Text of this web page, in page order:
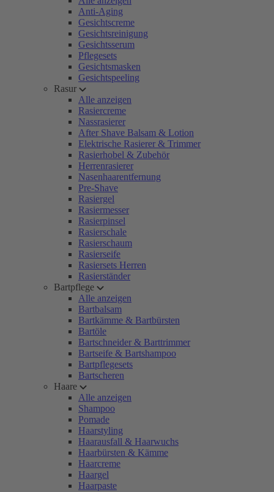
Anti-Aging
Gesichtscreme
Gesichtsreinigung
Gesichtsserum
Pflegesets
Gesichtsmasken
Gesichtspeeling
Rasur
Alle anzeigen
Rasiercreme
Nassrasierer
After Shave Balsam & Lotion
Elektrische Rasierer & Trimmer
Rasierhobel & Zubehör
Herrenrasierer
Nasenhaarentfernung
Pre-Shave
Rasiergel
Rasiermesser
Rasierpinsel
Rasierschale
Rasierschaum
Rasierseife
Rasiersets Herren
Rasierständer
Bartpflege
Alle anzeigen
Bartbalsam
Bartkämme & Bartbürsten
Bartöle
Bartschneider & Barttrimmer
Bartseife & Bartshampoo
Bartpflegesets
Bartscheren
Haare
Alle anzeigen
Shampoo
Pomade
Haarstyling
Haarausfall & Haarwuchs
Haarbürsten & Kämme
Haarcreme
Haargel
Haarpaste